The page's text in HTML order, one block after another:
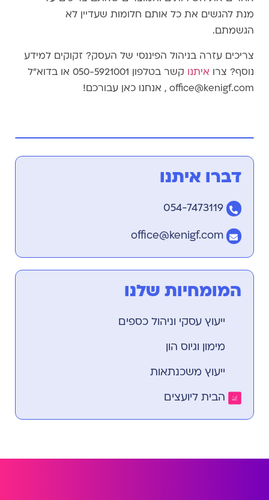
מנת להגשים את כל אותם חלומות שעדיין לא
הגשמתם.
צריכים עזרה בניהול הפיננסי של העסק? זקוקים למידע
נוסף? צרו איתנו
קשר בטלפון 050-5921001 או בדוא"ל
office@kenigf.com , אנחנו כאן עבורכם!
דברו איתנו
054-7473119
office@kenigf.com
המומחיות שלנו
ייעוץ עסקי וניהול כספים
מימון וגיוס הון
ייעוץ משכנתאות
הבית ליועצים